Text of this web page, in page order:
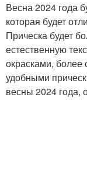
Весна 2024 года
которая будет
Прическа будет
естественную
окрасками,
удобными
весны 2024 года,